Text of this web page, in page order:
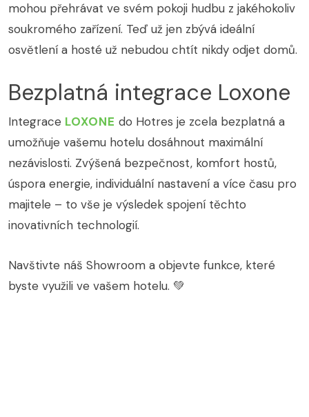
mohou přehrávat ve svém pokoji hudbu z jakéhokoliv
soukromého zařízení. Teď už jen zbývá ideální
osvětlení a hosté už nebudou chtít nikdy odjet domů.
Bezplatná integrace Loxone
Integrace LOXONE do Hotres je zcela bezplatná a
umožňuje vašemu hotelu dosáhnout maximální
nezávislosti. Zvýšená bezpečnost, komfort hostů,
úspora energie, individuální nastavení a více času pro
majitele – to vše je výsledek spojení těchto
inovativních technologií.
Navštivte náš Showroom a objevte funkce, které
byste využili ve vašem hotelu. 💚